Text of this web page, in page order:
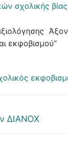
σχολικής
εκφοβισμού”
ΔΙΑΝΟΧ